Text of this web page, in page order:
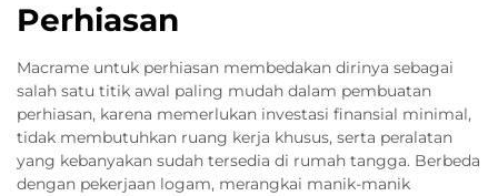
Perhiasan
Macrame untuk perhiasan membedakan dirinya sebagai
salah satu titik awal paling mudah dalam pembuatan
perhiasan, karena memerlukan investasi finansial minimal,
tidak membutuhkan ruang kerja khusus, serta peralatan
yang kebanyakan sudah tersedia di rumah tangga. Berbeda
dengan pekerjaan logam, merangkai manik-manik